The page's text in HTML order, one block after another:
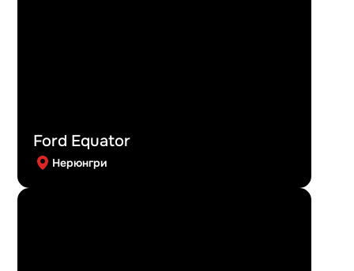
Ford Equator
Нерюнгри